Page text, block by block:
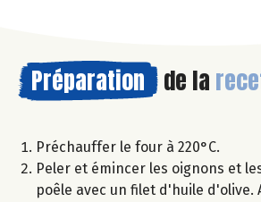
Préparation de la
Préchauffer le four à 220°C.
Peler et émincer les oignons et
poêle avec un filet d'huile d'olive.